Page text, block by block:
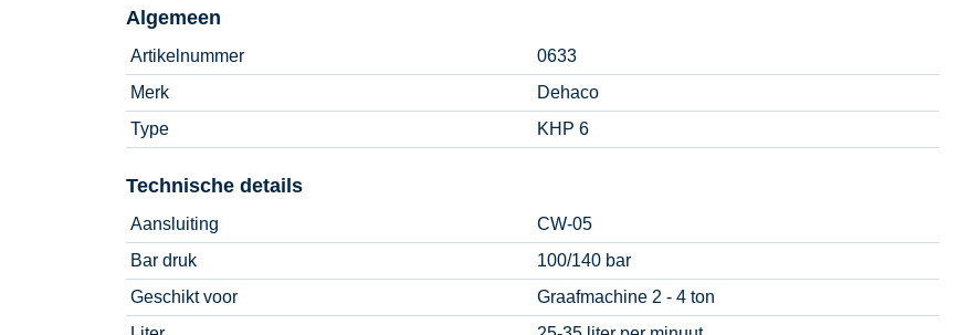
Algemeen
Artikelnummer
0633
Merk
Dehaco
Type
KHP 6
Technische details
Aansluiting
CW-05
Bar druk
100/140 bar
Geschikt voor
Graafmachine 2 - 4 ton